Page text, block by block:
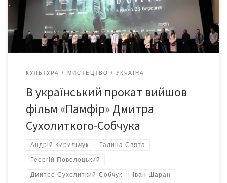
відбувся допрем’єрний показ фільму Дмитра Сухолиткого-
Собчука «Памфір». Фільм, що привернув увагу світової
спільноти. Після перегляду глядачі мали […]
КУЛЬТУРА МИСТЕЦТВО УКРАЇНА
В український прокат вийшов
фільм «Памфір» Дмитра
Сухолиткого-Собчука
Андрій Кирильчук Галина Свята
Георгій Поволоцький
Дмитро Сухолиткий-Собчук Іван Шаран